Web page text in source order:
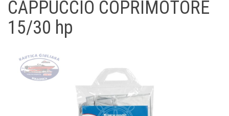
CAPPUCCIO COPRIMOTORE
15/30 hp
Previous